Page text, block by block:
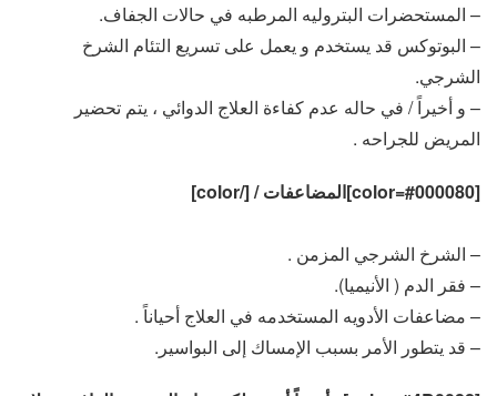
– المستحضرات البتروليه المرطبه في حالات الجفاف.
– البوتوكس قد يستخدم و يعمل على تسريع التئام الشرخ
الشرجي.
– و أخيراً / في حاله عدم كفاءة العلاج الدوائي ، يتم تحضير
المريض للجراحه .
[color=#000080]المضاعفات / [/color]
– الشرخ الشرجي المزمن .
– فقر الدم ( الأنيميا).
– مضاعفات الأدويه المستخدمه في العلاج أحياناً .
– قد يتطور الأمر بسبب الإمساك إلى البواسير.